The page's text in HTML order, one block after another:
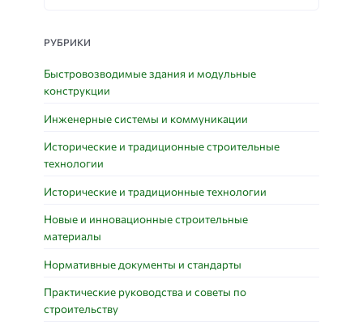
РУБРИКИ
Быстровозводимые здания и модульные
конструкции
Инженерные системы и коммуникации
Исторические и традиционные строительные
технологии
Исторические и традиционные технологии
Новые и инновационные строительные
материалы
Нормативные документы и стандарты
Практические руководства и советы по
строительству